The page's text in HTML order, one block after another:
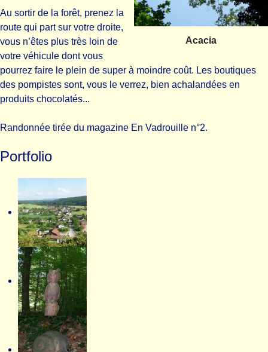
Acacia
Au sortir de la forêt, prenez la
route qui part sur votre droite,
vous n’êtes plus très loin de
votre véhicule dont vous
pourrez faire le plein de super à moindre coût. Les boutiques
des pompistes sont, vous le verrez, bien achalandées en
produits chocolatés...
Randonnée tirée du magazine En Vadrouille n°2.
Portfolio